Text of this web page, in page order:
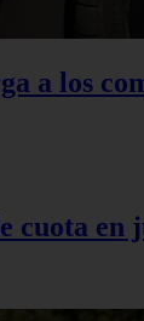
a los
cuota en